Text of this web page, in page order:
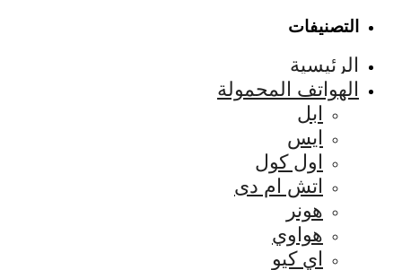
التصنيفات
الرئيسية
الهواتف المحمولة
ابل
ايس
اول كول
اتش ام دى
هونر
هواوي
اي كيو